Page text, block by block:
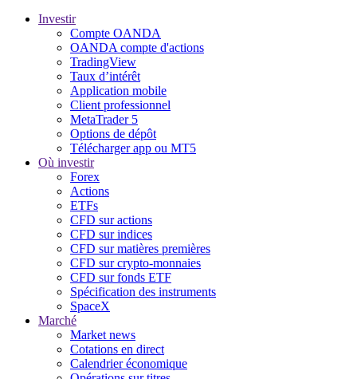
Investir
Compte OANDA
OANDA compte d'actions
TradingView
Taux d’intérêt
Application mobile
Client professionnel
MetaTrader 5
Options de dépôt
Télécharger app ou MT5
Où investir
Forex
Actions
ETFs
CFD sur actions
CFD sur indices
CFD sur matières premières
CFD sur crypto-monnaies
CFD sur fonds ETF
Spécification des instruments
SpaceX
Marché
Market news
Cotations en direct
Calendrier économique